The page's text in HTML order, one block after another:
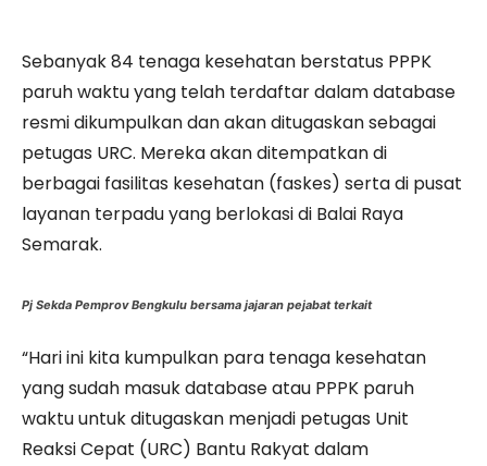
Sebanyak 84 tenaga kesehatan berstatus PPPK
paruh waktu yang telah terdaftar dalam database
resmi dikumpulkan dan akan ditugaskan sebagai
petugas URC. Mereka akan ditempatkan di
berbagai fasilitas kesehatan (faskes) serta di pusat
layanan terpadu yang berlokasi di Balai Raya
Semarak.
Pj Sekda Pemprov Bengkulu bersama jajaran pejabat terkait
“Hari ini kita kumpulkan para tenaga kesehatan
yang sudah masuk database atau PPPK paruh
waktu untuk ditugaskan menjadi petugas Unit
Reaksi Cepat (URC) Bantu Rakyat dalam